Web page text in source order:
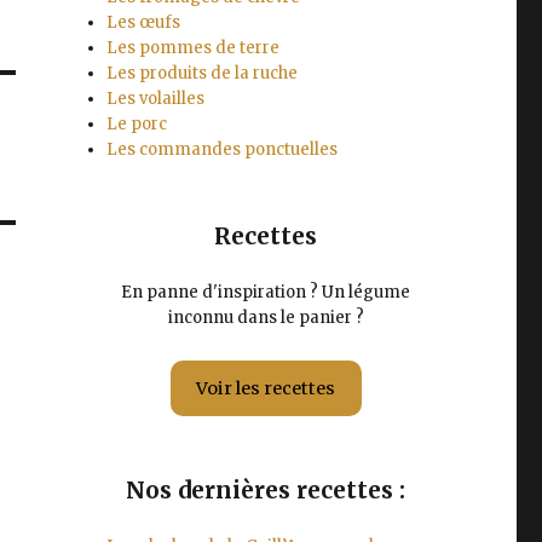
Les œufs
Les pommes de terre
Les produits de la ruche
Les volailles
Le porc
Les commandes ponctuelles
Recettes
En panne d'inspiration ? Un légume
inconnu dans le panier ?
Voir les recettes
Nos dernières recettes :